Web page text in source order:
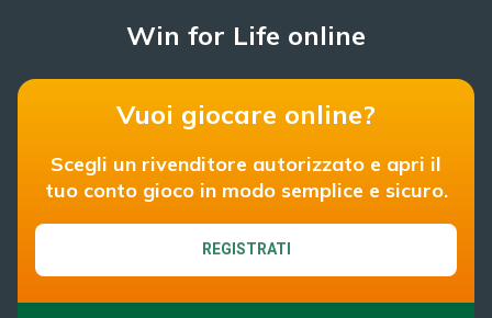
Win for Life online
Vuoi giocare online?
Scegli un rivenditore autorizzato e apri il
tuo conto gioco in modo semplice e sicuro.
REGISTRATI